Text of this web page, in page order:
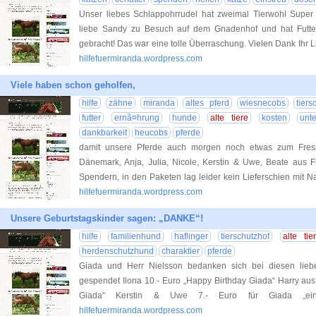
Unser liebes Schlappohrrudel hat zweimal Tierwohl
liebe Sandy zu Besuch auf dem Gnadenhof und hat
gebracht! Das war eine tolle Überraschung. Vielen Dank Ihr
hilfefuermiranda.wordpress.com
Viele haben schon geholfen,
hilfe zähne miranda altes pferd wiesnecobs
futter
ernã¤hrung hunde alte tiere kosten
dankbarkeit
heucobs
pferde
damit unsere Pferde auch morgen noch etwas zum
Dänemark, Anja, Julia, Nicole, Kerstin & Uwe, Beate aus
Spendern, in den Paketen lag leider kein Lieferschien mit
hilfefuermiranda.wordpress.com
Unsere Geburtstagskinder sagen: „DANKE“!
hilfe familienhund haflinger tierschutzhof
alte
herdenschutzhund
charaktier
pferde
Giada und Herr Nielsson bedanken sich bei diesen
gespendet Ilona 10.- Euro „Happy Birthday Giada“ Harry
Giada“ Kerstin & Uwe 7.- Euro für Giada
hilfefuermiranda.wordpress.com